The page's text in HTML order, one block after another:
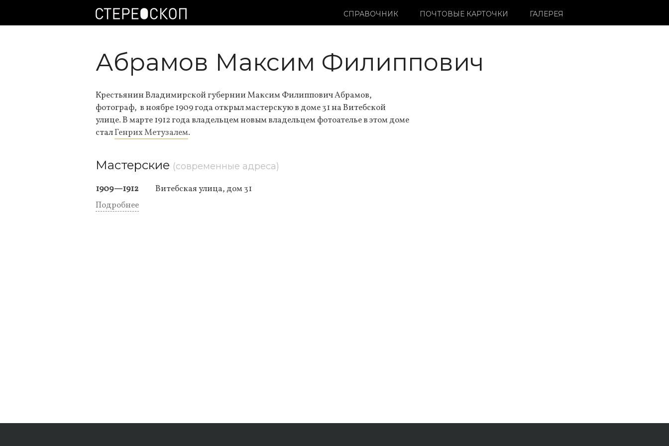
СПРАВОЧНИК ПОЧТОВЫЕ КАРТОЧКИ ГАЛЕРЕЯ
Абрамов Максим Филиппович
Крестьянин Владимирской губернии Максим Филиппович Абрамов,
фотограф, в ноябре 1909 года открыл мастерскую в доме 31 на Витебской
улице. В марте 1912 года владельцем новым владельцем фотоателье в этом доме
сталГенрих Метузалем.
Мастерские (современные адреса)
1909—1912
Витебская улица, дом 31
Подробнее